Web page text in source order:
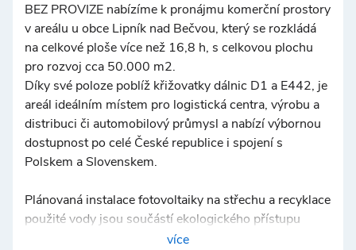
© OpenStreetMap
BEZ PROVIZE nabízíme k pronájmu komerční prostory
v areálu u obce Lipník nad Bečvou, který se rozkládá
na celkové ploše více než 16,8 h, s celkovou plochu
pro rozvoj cca 50.000 m2.
Díky své poloze poblíž křižovatky dálnic D1 a E442, je
areál ideálním místem pro logistická centra, výrobu a
distribuci či automobilový průmysl a nabízí výbornou
dostupnost po celé České republice i spojení s
Polskem a Slovenskem.
Plánovaná instalace fotovoltaiky na střechu a recyklace
použité vody jsou součástí ekologického přístupu
více